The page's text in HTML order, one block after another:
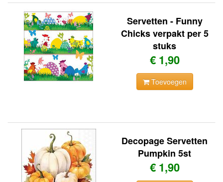
Servetten - Funny
Chicks verpakt per 5
stuks
€ 1,90
Toevoegen
Decopage Servetten
Pumpkin 5st
€ 1,90